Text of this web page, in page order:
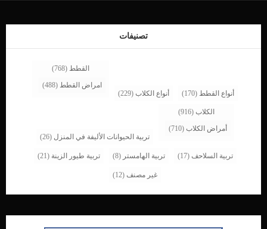
تصنيفات
أنواع القطط (170) أنواع الكلاب (229)
القطط (768)
امراض القطط (488)
الكلاب (916)
أمراض الكلاب (710)
تربية الحيوانات الأليفة في المنزل (26)
تربية السلاحف (17) تربية الهامستر (8) تربية طيور الزينة (21)
غير مصنف (12)